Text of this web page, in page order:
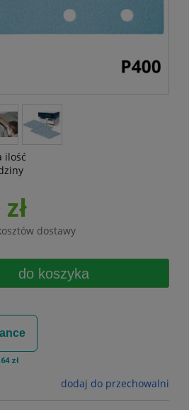
ilość
dostawy
do koszyka
zł
dodaj do przechowalni